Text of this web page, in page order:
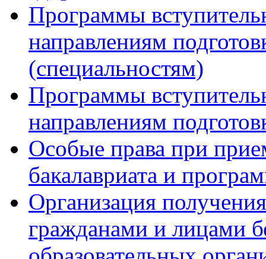
Программы
направлениям
(специальностям)
Программы
направлениям
Особые права при
бакалавриата и
Организация
гражданами и лицами